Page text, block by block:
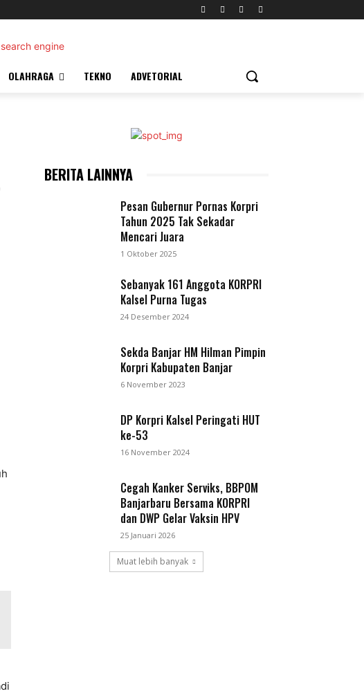
OLAHRAGA TEKNO ADVETORIAL
BERITA LAINNYA
Pesan Gubernur Pornas Korpri
Tahun 2025 Tak Sekadar
Mencari Juara
1 Oktober 2025
Sebanyak 161 Anggota KORPRI
Kalsel Purna Tugas
24 Desember 2024
Sekda Banjar HM Hilman Pimpin
Korpri Kabupaten Banjar
6 November 2023
DP Korpri Kalsel Peringati HUT
ke-53
16 November 2024
Cegah Kanker Serviks, BBPOM
Banjarbaru Bersama KORPRI
dan DWP Gelar Vaksin HPV
25 Januari 2026
Muat lebih banyak